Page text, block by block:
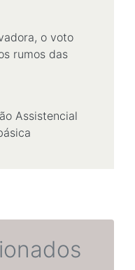
o voto
rumos das
Assistencial